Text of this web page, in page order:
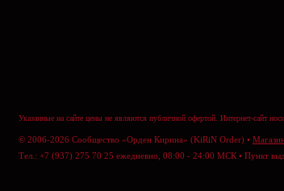
Указанные на сайте цены не являются публичной офертой. Интернет-сайт
© 2006-2026 Сообщество «Орден Кирина» (KiRiN Order) •
Тел.: +7 (937) 275 70 25 ежедневно, 08:00 - 24:00 МСК • Пункт